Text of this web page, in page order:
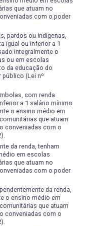
da profissão como
e coletivo.
(Mestrado e
e Bioprospecção,
de continuidade a
que atuam no
com o poder
pardos ou indígenas,
igual ou inferior a 1
integralmente o
ou em escolas
da educação do
(Lei nº
com renda
a 1 salário mínimo
o ensino médio em
que atuam
conveniadas com o
da renda, tenham
em escolas
que atuam no
com o poder
da renda,
o ensino médio em
que atuam
conveniadas com o